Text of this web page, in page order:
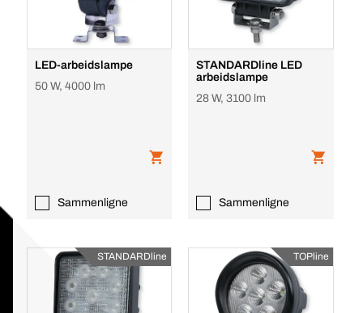
LED-arbeidslampe
50 W, 4000 lm
Sammenligne
STANDARDline LED
arbeidslampe
28 W, 3100 lm
Sammenligne
STANDARDline TOPline